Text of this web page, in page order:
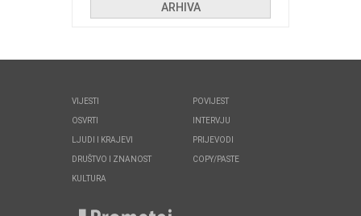
ARHIVA
VIJESTI
OSVRTI
LJUDI I KRAJEVI
DRUŠTVO I ZNANOST
KULTURA
POVIJEST
INTERVJU
PRIJEVODI
COPY/PASTE